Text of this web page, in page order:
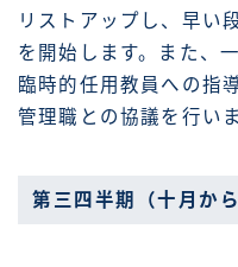
リストアップし、早い
を開始します。また、
臨時的任用教員への指
管理職との協議を行いま
第三四半期（十月か